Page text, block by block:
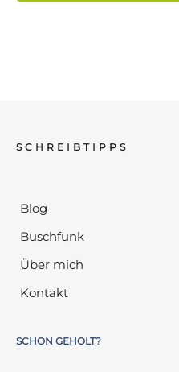
SCHREIBTIPPS
Blog
Buschfunk
Über mich
Kontakt
SCHON GEHOLT?